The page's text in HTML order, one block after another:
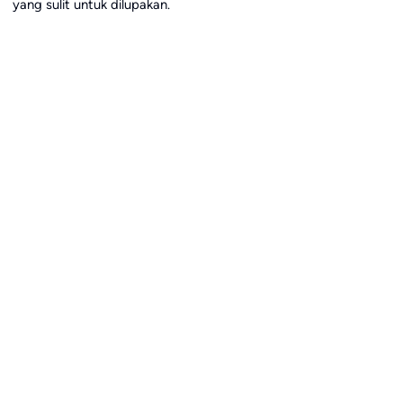
yang sulit untuk dilupakan.